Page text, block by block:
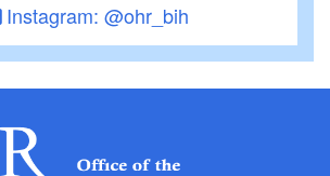
Instagram: @ohr_bih